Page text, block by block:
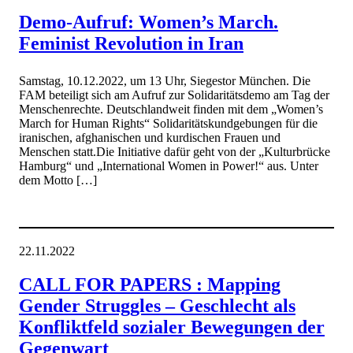
Demo-Aufruf: Women’s March.
Feminist Revolution in Iran
Samstag, 10.12.2022, um 13 Uhr, Siegestor München. Die
FAM beteiligt sich am Aufruf zur Solidaritätsdemo am Tag der
Menschenrechte. Deutschlandweit finden mit dem „Women’s
March for Human Rights“ Solidaritätskundgebungen für die
iranischen, afghanischen und kurdischen Frauen und
Menschen statt.Die Initiative dafür geht von der „Kulturbrücke
Hamburg“ und „International Women in Power!“ aus. Unter
dem Motto […]
22.11.2022
CALL FOR PAPERS : Mapping
Gender Struggles – Geschlecht als
Konfliktfeld sozialer Bewegungen der
Gegenwart